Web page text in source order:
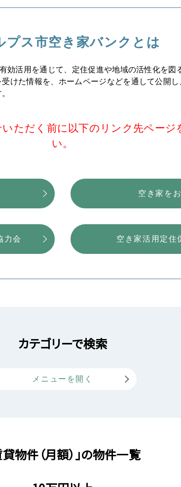
プス市空き家バンクとは
効活用を通じて、定住促進や地域の活性化を図
けた情報を、ホームページなどを通して公開
ただく前に以下のリンク先ページ
い。
空き家を
力会 空き家活用定住
カテゴリーで検索
貸物件（月額）」の物件一覧